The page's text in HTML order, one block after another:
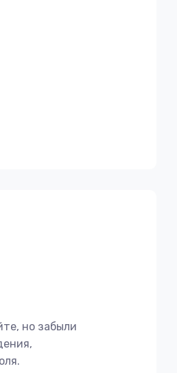
но забыли